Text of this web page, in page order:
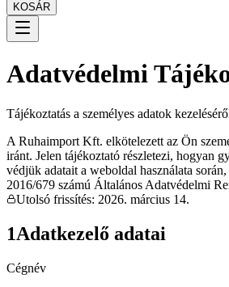
KOSÁR
Adatvédelmi
Tájékoztatás a személyes adatok
A Ruhaimport Kft. elkötelezett az Ön
iránt. Jelen tájékoztató részletezi, hogyan
védjük adatait a weboldal használata
2016/679 számú Általános Adatvédelmi
Utolsó frissítés: 2026. március 14.
1Adatkezelő adatai
Cégnév